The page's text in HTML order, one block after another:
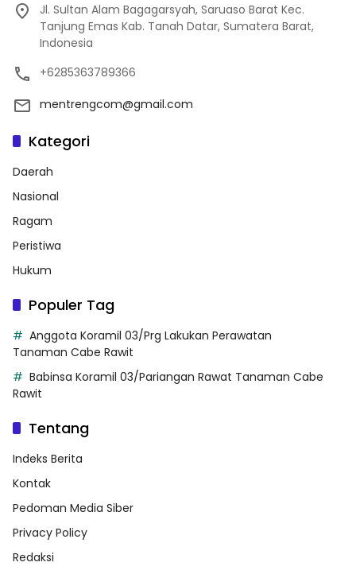
Jl. Sultan Alam Bagagarsyah, Saruaso Barat Kec.
Tanjung Emas Kab. Tanah Datar, Sumatera Barat,
Indonesia
+6285363789366
mentrengcom@gmail.com
Kategori
Daerah
Nasional
Ragam
Peristiwa
Hukum
Populer Tag
Anggota Koramil 03/Prg Lakukan Perawatan
Tanaman Cabe Rawit
Babinsa Koramil 03/Pariangan Rawat Tanaman Cabe
Rawit
Tentang
Indeks Berita
Kontak
Pedoman Media Siber
Privacy Policy
Redaksi